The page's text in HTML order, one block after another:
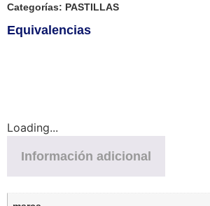
Categorías: PASTILLAS
Equivalencias
Loading...
Información adicional